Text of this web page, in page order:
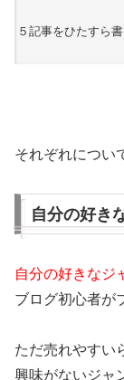
５記事をひたすら書
それぞれについ
自分の好き
自分の好きなジ
ブログ初心者が
ただ売れやすい
興味がないジャ